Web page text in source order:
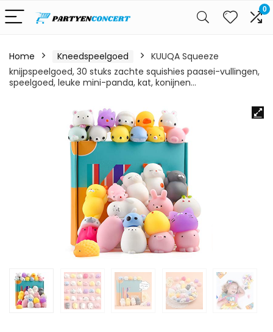
0
Home Kneedspeelgoed
KUUQA Squeeze
knijpspeelgoed, 30 stuks zachte squishies paasei-vullingen,
speelgoed, leuke mini-panda, kat, konijnen…